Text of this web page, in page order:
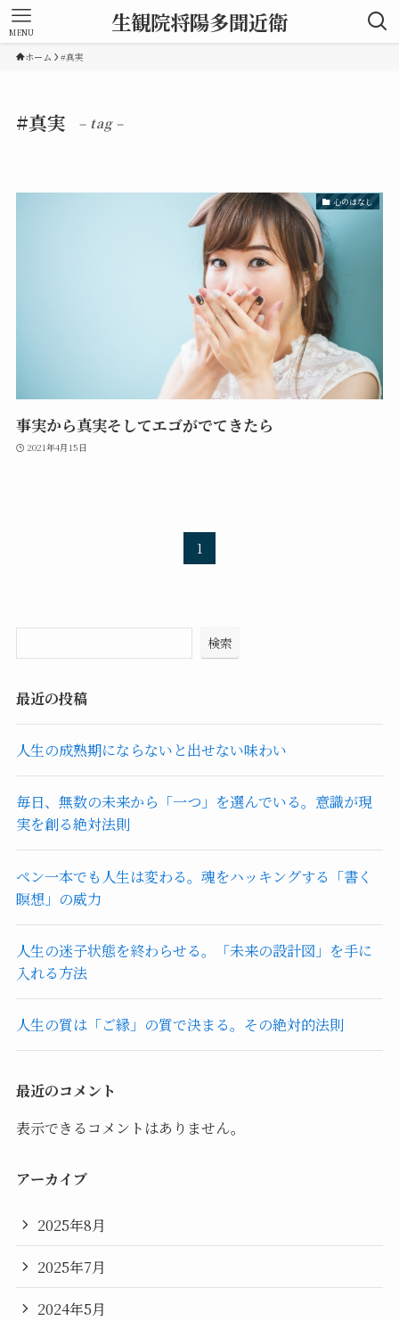
生観院将陽多聞近衛
MENU
ホーム #真実
#真実 – tag –
心のはなし
事実から真実そしてエゴがでてきたら
2021年4月15日
1
検索
最近の投稿
人生の成熟期にならないと出せない味わい
毎日、無数の未来から「一つ」を選んでいる。意識が現
実を創る絶対法則
ペン一本でも人生は変わる。魂をハッキングする「書く
瞑想」の威力
人生の迷子状態を終わらせる。「未来の設計図」を手に
入れる方法
人生の質は「ご縁」の質で決まる。その絶対的法則
最近のコメント
表示できるコメントはありません。
アーカイブ
2025年8月
2025年7月
2024年5月